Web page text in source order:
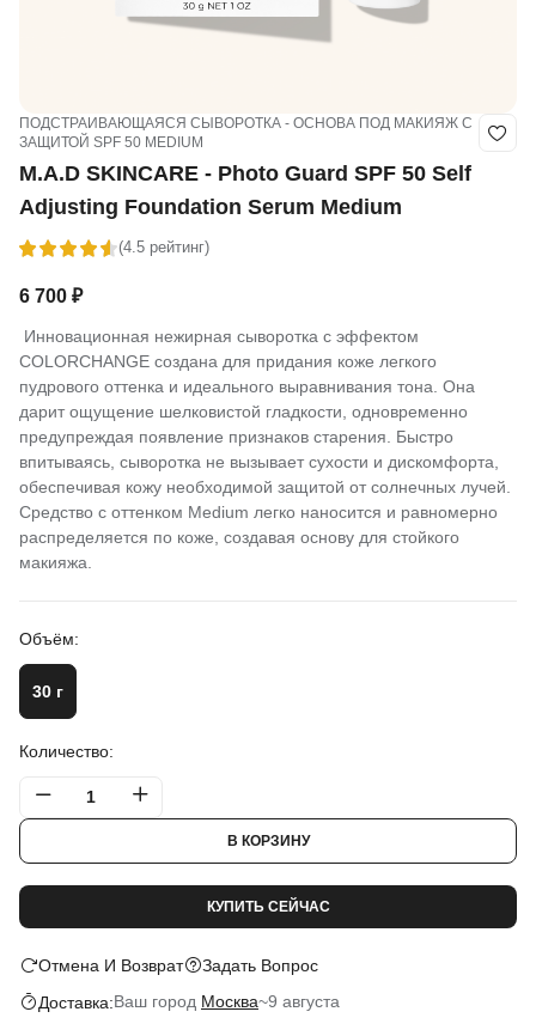
ПОДСТРАИВАЮЩАЯСЯ СЫВОРОТКА - ОСНОВА ПОД МАКИЯЖ С
ЗАЩИТОЙ SPF 50 MEDIUM
M.A.D SKINCARE - Photo Guard SPF 50 Self
Adjusting Foundation Serum Medium
(4.5 рейтинг)
6 700 ₽
Инновационная нежирная сыворотка с эффектом
COLORCHANGE создана для придания коже легкого
пудрового оттенка и идеального выравнивания тона. Она
дарит ощущение шелковистой гладкости, одновременно
предупреждая появление признаков старения. Быстро
впитываясь, сыворотка не вызывает сухости и дискомфорта,
обеспечивая кожу необходимой защитой от солнечных лучей.
Средство с оттенком Medium легко наносится и равномерно
распределяется по коже, создавая основу для стойкого
макияжа.
Объём:
30 г
Количество:
В КОРЗИНУ
КУПИТЬ СЕЙЧАС
Отмена И Возврат
Задать Вопрос
Доставка:Ваш город Москва~9 августа